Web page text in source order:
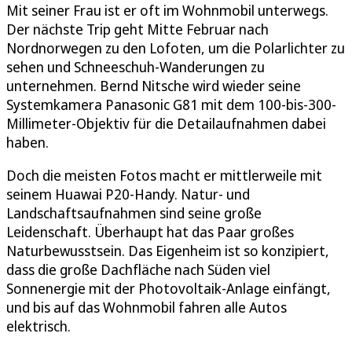
Mit seiner Frau ist er oft im Wohnmobil unterwegs.
Der nächste Trip geht Mitte Februar nach
Nordnorwegen zu den Lofoten, um die Polarlichter zu
sehen und Schneeschuh-Wanderungen zu
unternehmen. Bernd Nitsche wird wieder seine
Systemkamera Panasonic G81 mit dem 100-bis-300-
Millimeter-Objektiv für die Detailaufnahmen dabei
haben.
Doch die meisten Fotos macht er mittlerweile mit
seinem Huawai P20-Handy. Natur- und
Landschaftsaufnahmen sind seine große
Leidenschaft. Überhaupt hat das Paar großes
Naturbewusstsein. Das Eigenheim ist so konzipiert,
dass die große Dachfläche nach Süden viel
Sonnenergie mit der Photovoltaik-Anlage einfängt,
und bis auf das Wohnmobil fahren alle Autos
elektrisch.